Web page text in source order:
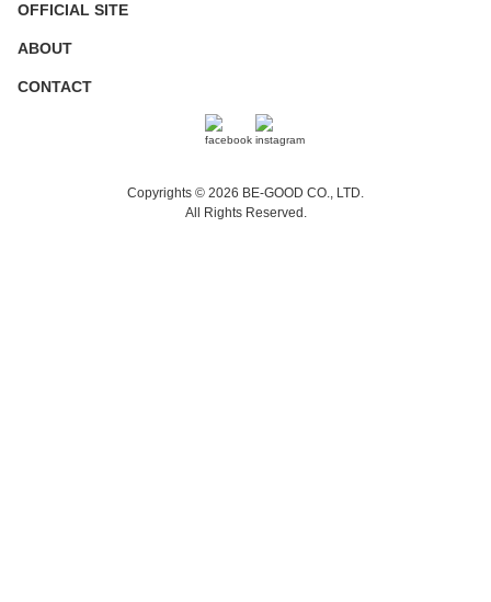
OFFICIAL SITE
ABOUT
CONTACT
Copyrights © 2026 BE-GOOD CO., LTD.
All Rights Reserved.